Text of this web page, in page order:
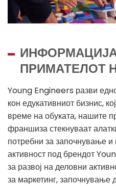
ПРИМАТЕЛОТ
Young Engineers разви
кон едукативниот бизнис,
време на обуката, нашите
франшиза стекнуваат
потребни за започнување
активност под брендот
за развој на деловни
за маркетинг, започнување